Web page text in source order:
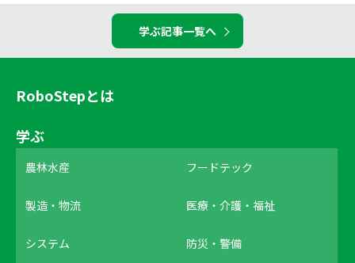
学ぶ記事一覧へ
RoboStepとは
学ぶ
農林水産 フードテック
製造・物流 医療・介護・福祉
システム 防災・警備